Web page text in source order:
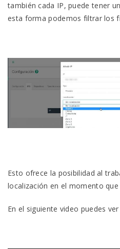
también cada IP, puede tener
esta forma podemos filtrar los
Esto ofrece la posibilidad al
localización en el momento
En el siguiente video puedes